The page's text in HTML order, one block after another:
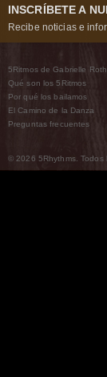
INSCRÍBETE A
Recibe noticias e
5Ritmos de Gabrielle Roth
Qué son los 5Ritmos
Por qué los bailamos
El Camino de la Danza
Preguntas frecuentes
© 2026 5Rhythms. Todos